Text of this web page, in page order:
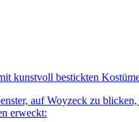
kunstvoll bestickten
auf Woyzeck zu
erweckt: